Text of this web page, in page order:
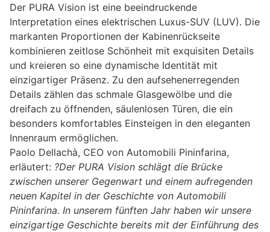
Der PURA Vision ist eine beeindruckende
Interpretation eines elektrischen Luxus-SUV (LUV). Die
markanten Proportionen der Kabinenrückseite
kombinieren zeitlose Schönheit mit exquisiten Details
und kreieren so eine dynamische Identität mit
einzigartiger Präsenz. Zu den aufsehenerregenden
Details zählen das schmale Glasgewölbe und die
dreifach zu öffnenden, säulenlosen Türen, die ein
besonders komfortables Einsteigen in den eleganten
Innenraum ermöglichen.
Paolo Dellachà, CEO von Automobili Pininfarina,
erläutert: ?Der PURA Vision schlägt die Brücke
zwischen unserer Gegenwart und einem aufregenden
neuen Kapitel in der Geschichte von Automobili
Pininfarina. In unserem fünften Jahr haben wir unsere
einzigartige Geschichte bereits mit der Einführung des